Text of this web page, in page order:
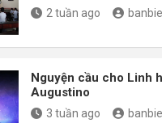
2 tuần ago
Nguyện cầu cho Linh
Augustino
3 tuần ago